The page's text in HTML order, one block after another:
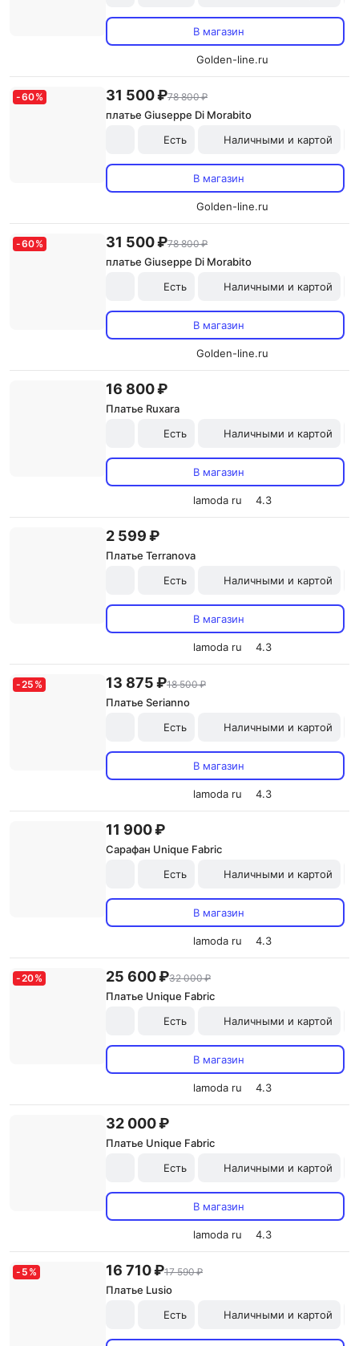
В магазин
Golden-line.ru
-60% 31 500 ₽78 800 ₽
платье Giuseppe Di Morabito
Есть
Наличными и картой
В магазин
Golden-line.ru
-60% 31 500 ₽78 800 ₽
платье Giuseppe Di Morabito
Есть
Наличными и картой
В магазин
Golden-line.ru
16 800 ₽
Платье Ruxara
Есть
Наличными и картой
В магазин
lamoda ru 4.3
2 599 ₽
Платье Terranova
Есть
Наличными и картой
В магазин
lamoda ru 4.3
-25 % 13 875 ₽18 500 ₽
Платье Serianno
Есть
Наличными и картой
В магазин
lamoda ru 4.3
11 900 ₽
Сарафан Unique Fabric
Есть
Наличными и картой
В магазин
lamoda ru 4.3
-20% 25 600 ₽32 000 ₽
Платье Unique Fabric
Есть
Наличными и картой
В магазин
lamoda ru 4.3
32 000 ₽
Платье Unique Fabric
Есть
Наличными и картой
В магазин
lamoda ru 4.3
- 5 % 16 710 ₽17 590 ₽
Платье Lusio
Есть
Наличными и картой